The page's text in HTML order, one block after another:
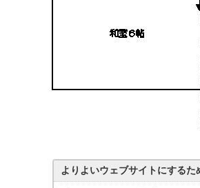
よりよいウェブサイトにするた